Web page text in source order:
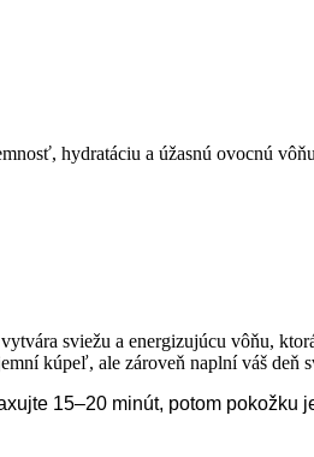
hydratáciu a úžasnú ovocnú
sviežu a energizujúcu vôňu,
kúpeľ, ale zároveň naplní váš deň
15–20 minút, potom pokožku